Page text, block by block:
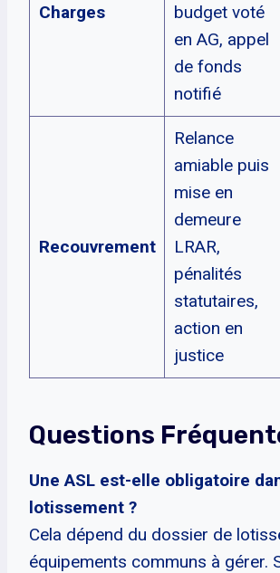
Charges
budget voté
en AG, appel
de fonds
notifié
Recouvrement
Relance
amiable puis
mise en
demeure
LRAR,
pénalités
statutaires,
action en
justice
Questions
Une ASL est-elle obligatoire
lotissement ?
Cela dépend du dossier de
équipements communs à gérer.